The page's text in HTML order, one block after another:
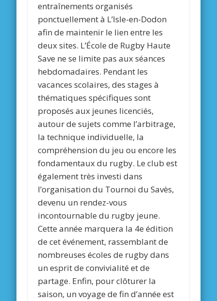
entraînements organisés
ponctuellement à L’Isle-en-Dodon
afin de maintenir le lien entre les
deux sites. L’École de Rugby Haute
Save ne se limite pas aux séances
hebdomadaires. Pendant les
vacances scolaires, des stages à
thématiques spécifiques sont
proposés aux jeunes licenciés,
autour de sujets comme l’arbitrage,
la technique individuelle, la
compréhension du jeu ou encore les
fondamentaux du rugby. Le club est
également très investi dans
l’organisation du Tournoi du Savès,
devenu un rendez-vous
incontournable du rugby jeune.
Cette année marquera la 4e édition
de cet événement, rassemblant de
nombreuses écoles de rugby dans
un esprit de convivialité et de
partage. Enfin, pour clôturer la
saison, un voyage de fin d’année est